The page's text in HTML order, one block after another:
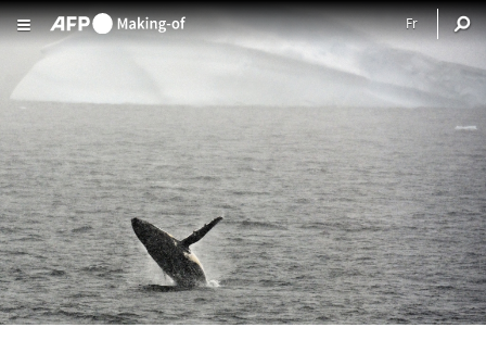
Aller au contenu principal